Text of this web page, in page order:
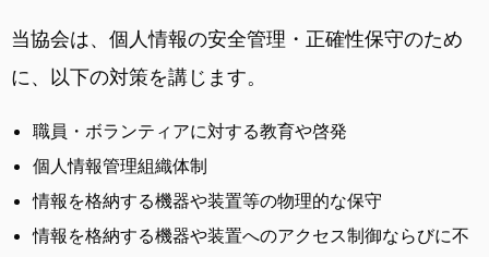
当協会は、個人情報の安全管理・正確性保守のため
に、以下の対策を講じます。
職員・ボランティアに対する教育や啓発
個人情報管理組織体制
情報を格納する機器や装置等の物理的な保守
情報を格納する機器や装置へのアクセス制御ならびに不